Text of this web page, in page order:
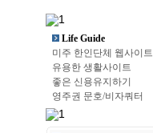
Life Guide
미주 한인단체 웹사이트
유용한 생활사이트
좋은 신용유지하기
영주권 문호/비자쿼터